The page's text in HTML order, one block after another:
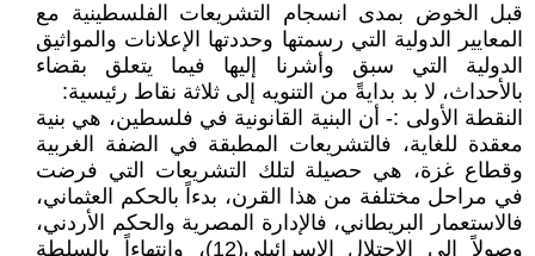
قبل الخوض بمدى انسجام التشريعات الفلسطينية مع
المعايير الدولية التي رسمتها وحددتها الإعلانات والمواثيق
الدولية التي سبق وأشرنا إليها فيما يتعلق بقضاء
بالأحداث، لا بد بدايةً من التنويه إلى ثلاثة نقاط رئيسية:
النقطة الأولى :- أن البنية القانونية في فلسطين، هي بنية
معقدة للغاية، فالتشريعات المطبقة في الضفة الغربية
وقطاع غزة، هي حصيلة لتلك التشريعات التي فرضت
في مراحل مختلفة من هذا القرن، بدءاً بالحكم العثماني،
فالاستعمار البريطاني، فالإدارة المصرية والحكم الأردني،
وصولاً إلى الاحتلال الإسرائيلي(12)، وانتهاءاً بالسلطة